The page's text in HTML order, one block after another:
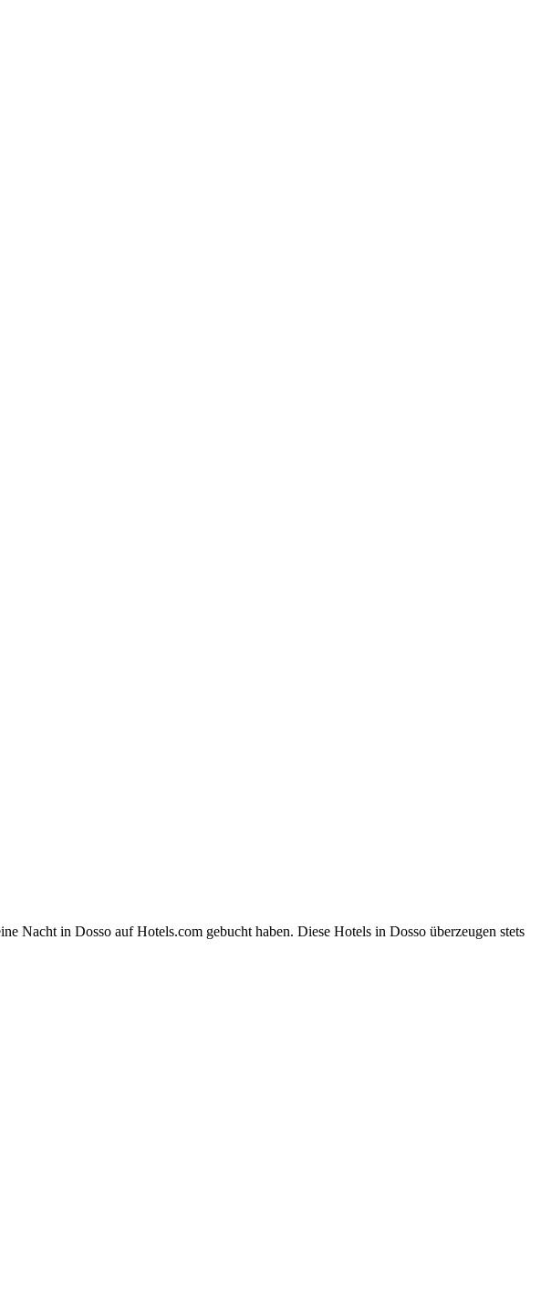
Nacht in Dosso auf Hotels.com gebucht haben. Diese Hotels in Dosso überzeugen stets